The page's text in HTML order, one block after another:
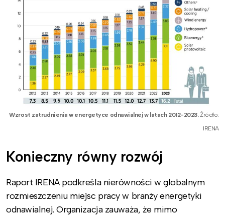
Wzrost zatrudnienia w energetyce odnawialnej w latach 2012-2023.Źródło:
IRENA
Konieczny równy rozwój
Raport IRENA podkreśla nierówności w globalnym
rozmieszczeniu miejsc pracy w branży energetyki
odnawialnej. Organizacja zauważa, że mimo